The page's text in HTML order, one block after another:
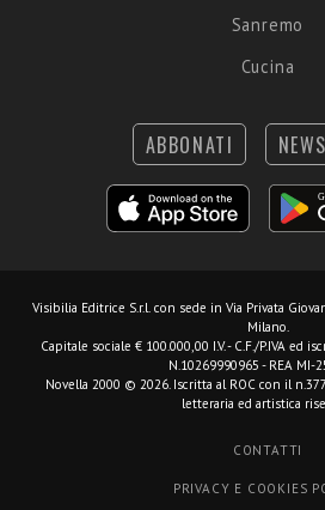
Sanremo
Cucina
ABBONATI
Visibilia Editrice S.r.l. con sede in Via Privata
Milano.
Capitale sociale € 100.000,00 I.V. - C.F./P.IVA ed
N.10269990965 - REA MI-
Novella 2000 © 2026. Iscritta al ROC con il
letteraria ed artistica
CONTATTI
PRIVACY E COOKIES